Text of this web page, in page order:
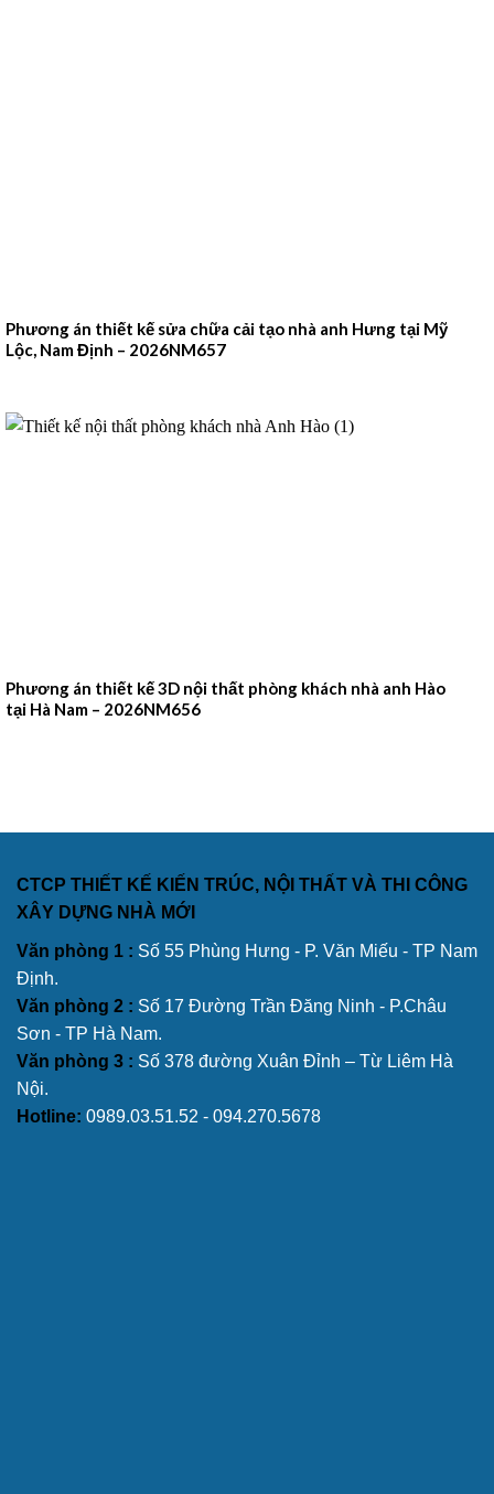
Phương án thiết kế sửa chữa cải tạo nhà anh Hưng tại Mỹ
Lộc, Nam Định – 2026NM657
Phương án thiết kế 3D nội thất phòng khách nhà anh Hào
tại Hà Nam – 2026NM656
CTCP THIẾT KẾ KIẾN TRÚC, NỘI THẤT VÀ THI CÔNG
XÂY DỰNG NHÀ MỚI
Văn phòng 1 : Số 55 Phùng Hưng - P. Văn Miếu - TP Nam
Định.
Văn phòng 2 : Số 17 Đường Trần Đăng Ninh - P.Châu
Sơn - TP Hà Nam.
Văn phòng 3 : Số 378 đường Xuân Đỉnh – Từ Liêm Hà
Nội.
Hotline: 0989.03.51.52 - 094.270.5678